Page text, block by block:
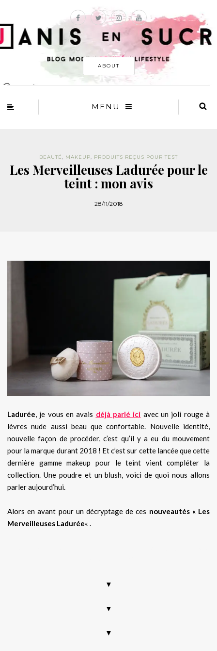
ABOUT
MENU
BEAUTÉ, MAKEUP, PRODUITS REÇUS POUR TEST
Les Merveilleuses Ladurée pour le
teint : mon avis
28/11/2018
Ladurée, je vous en avais déjà parlé ici avec un joli rouge à
lèvres nude aussi beau que confortable. Nouvelle identité,
nouvelle façon de procéder, c’est qu’il y a eu du mouvement
pour la marque durant 2018 ! Et c’est sur cette lancée que cette
dernière gamme makeup pour le teint vient compléter la
collection. Une poudre et un blush, voici de quoi nous allons
parler aujourd’hui.
Alors en avant pour un décryptage de ces nouveautés « Les
Merveilleuses Ladurée« .
▼
▼
▼